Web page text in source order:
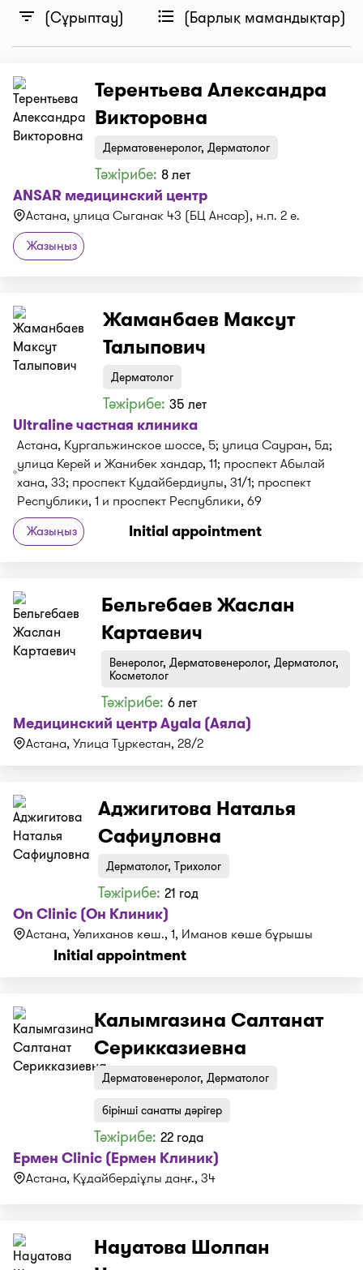
filter_list (Сұрыптау) format_list_bulleted (Барлық мамандықтар)
Терентьева Александра
Викторовна
Дерматовенеролог, Дерматолог
Тәжірибе: 8 лет
ANSAR медицинский центр
Астана, улица Сыганак 43 (БЦ Ансар), н.п. 2 е.
Жазыңыз
Жаманбаев Максут
Талыпович
Дерматолог
Тәжірибе: 35 лет
Ultraline частная клиника
Астана, Кургальжинское шоссе, 5; улица Сауран, 5д;
улица Керей и Жанибек хандар, 11; проспект Абылай
хана, 33; проспект Кудайбердиулы, 31/1; проспект
Республики, 1 и проспект Республики, 69
Жазыңыз Initial appointment
Бельгебаев Жаслан
Картаевич
Венеролог, Дерматовенеролог, Дерматолог,
Косметолог
Тәжірибе: 6 лет
Медицинский центр Ayala (Аяла)
Астана, ​Улица Туркестан, 28/2
Аджигитова Наталья
Сафиуловна
Дерматолог, Трихолог
Тәжірибе:21 год
On Clinic (Он Клиник)
Астана, Уәлиханов көш., 1, Иманов көше бұрышы
Initial appointment
Калымгазина Салтанат
Серикказиевна
Дерматовенеролог, Дерматолог
бірінші санатты дәрігер
Тәжірибе: 22 года
Ермен Clinic (Ермен Клиник)
Астана, Құдайбердіұлы даңғ., 34
Науатова Шолпан